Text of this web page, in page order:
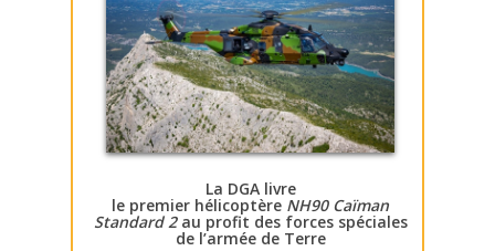
La DGA livre
le premier hélicoptère NH90 Caïman
Standard 2au profit des forces spéciales
de l’armée de Terre